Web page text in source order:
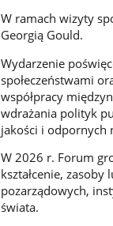
W ramach wizyty
Georgią Gould.
Wydarzenie
społeczeństwami
współpracy
wdrażania polityk
jakości i odpornych
W 2026 r. Forum
kształcenie,
pozarządowych,
świata.